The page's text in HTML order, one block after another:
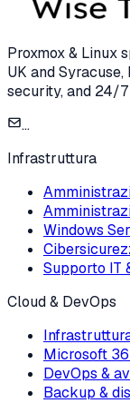
Proxmox & Linux
UK and
security, and 24/
...
Infrastruttura
Windows
Supporto IT
Cloud & DevOps
Microsoft
DevOps &
Backup &